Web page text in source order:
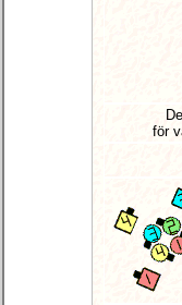
för